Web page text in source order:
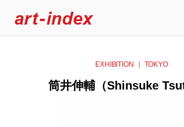
EXHIBITION ｜ TOKYO
筒井伸輔（Shinsuke